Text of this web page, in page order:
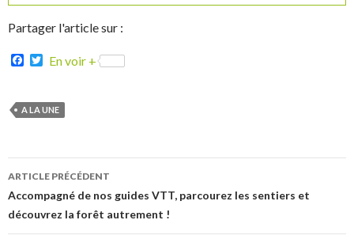
Partager l'article sur :
F
b
o
T
t
e
En voir +
A LA UNE
Navigation
des
articles
ARTICLE PRÉCÉDENT
Accompagné de nos guides VTT, parcourez les sentiers et
découvrez la forêt autrement !